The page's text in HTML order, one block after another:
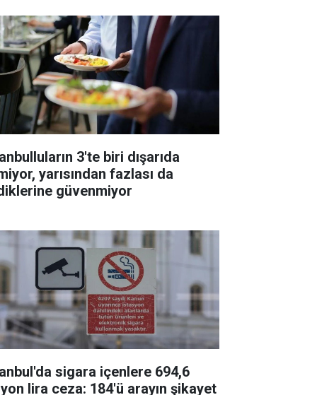
3'te biri dışarıda
yarısından fazlası da
güvenmiyor
sigara içenlere 694,6
lira ceza: 184'ü arayın şikayet